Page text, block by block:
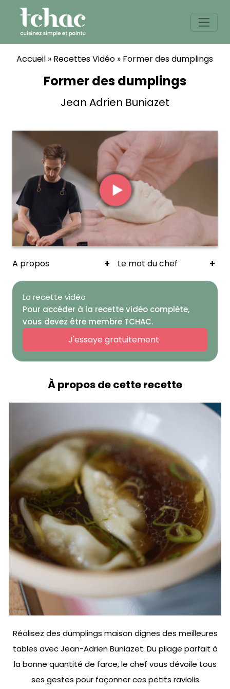
content
Accueil » Recettes Vidéo » Former des dumplings
Former des dumplings
Jean Adrien Buniazet
A propos + Le mot du chef +
La recette vidéo
Pour accéder à la recette vidéo complète,
vous devez être membre TCHAC.
J'essaye gratuitement
Réalisez des dumplings maison dignes des meilleures
tables avec Jean-Adrien Buniazet. Du pliage parfait à
la bonne quantité de farce, le chef vous dévoile tous
ses gestes pour façonner ces petits raviolis
À propos de cette recette